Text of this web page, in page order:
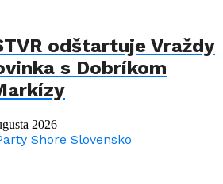
odštartuje Vraždy
s Dobríkom
2026